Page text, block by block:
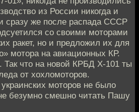
из России никогда и
сразу же после распада СССР
со своими моторами
ракет, но и предложил их для
мотора на авиационных КР.
Так что на новой КРБД X-101 ты
от хохломоторов.
моторов не было
безумно смешно читать Пашу